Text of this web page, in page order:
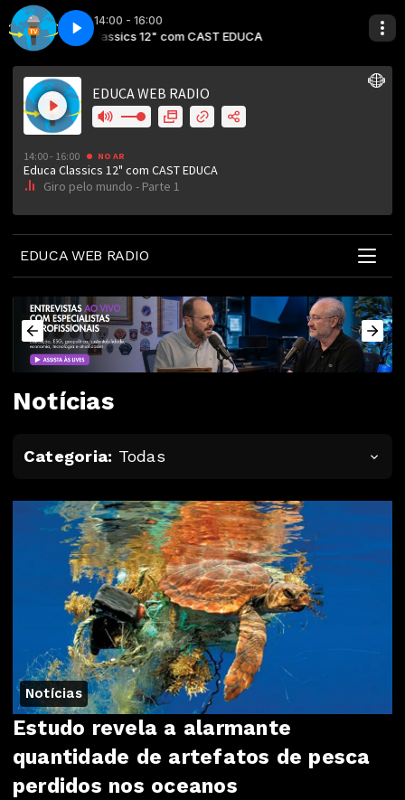
14:00 - 16:00
Educa Classics 12" com CAST EDUCA Educa Classics
Giro pelo mundo - Parte 1 Giro pelo mundo -
EDUCA WEB RADIO
Notícias
Categoria: Todas
Notícias
Estudo revela a alarmante
quantidade de artefatos de pesca
perdidos nos oceanos